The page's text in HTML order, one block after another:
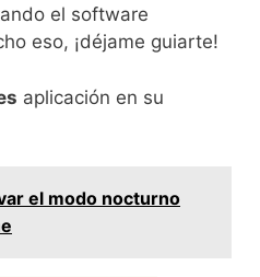
el software
eso, ¡déjame guiarte!
aplicación en su
el modo nocturno